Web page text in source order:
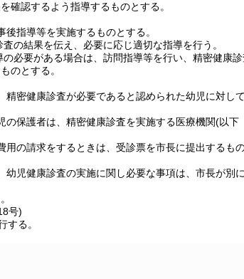
確認するよう指導するものとする。
指導等を実施するものとする。
の結果を伝え、必要に応じ適切な指導を行う。
必要がある場合は、訪問指導等を行い、精密健康
のとする。
精密健康診査が必要であると認められた幼児に対し
の保護者は、精密健康診査を実施する医療機関(以下
の請求をするときは、受診票を市長に提出するもの
幼児健康診査の実施に関し必要な事項は、市長が別に
号)
する。